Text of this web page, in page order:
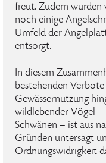
freut. Zudem wurden
noch einige
Umfeld der
entsorgt.
In diesem
bestehenden
Gewässernutzung
wildlebender Vögel –
Schwänen – ist aus
Gründen untersagt
Ordnungswidrigkeit